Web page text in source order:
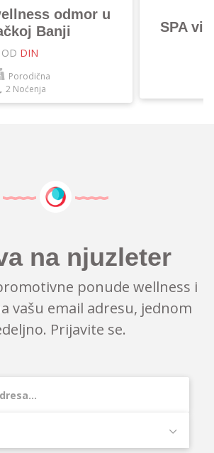
odmor u
Banji
OD DIN
Porodična
2 Noćenja
SPA
na njuzleter
ponude wellness i
vašu email adresu, jednom
Prijavite se.